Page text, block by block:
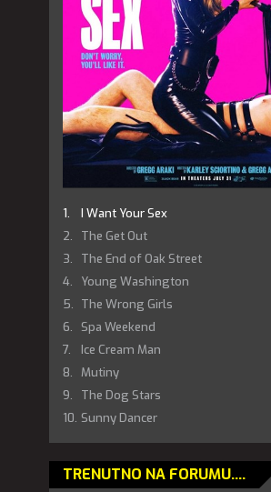
I Want Your Sex
The Get Out
The End of Oak Street
Young Washington
The Wrong Girls
Spa Weekend
Ice Cream Man
Mutiny
The Dog Stars
Sunny Dancer
TRENUTNO NA FORUMU....